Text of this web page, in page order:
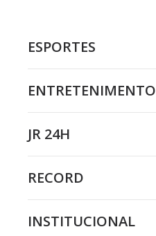
ESPORTES
ENTRETENIMENTO
JR 24H
RECORD
INSTITUCIONAL